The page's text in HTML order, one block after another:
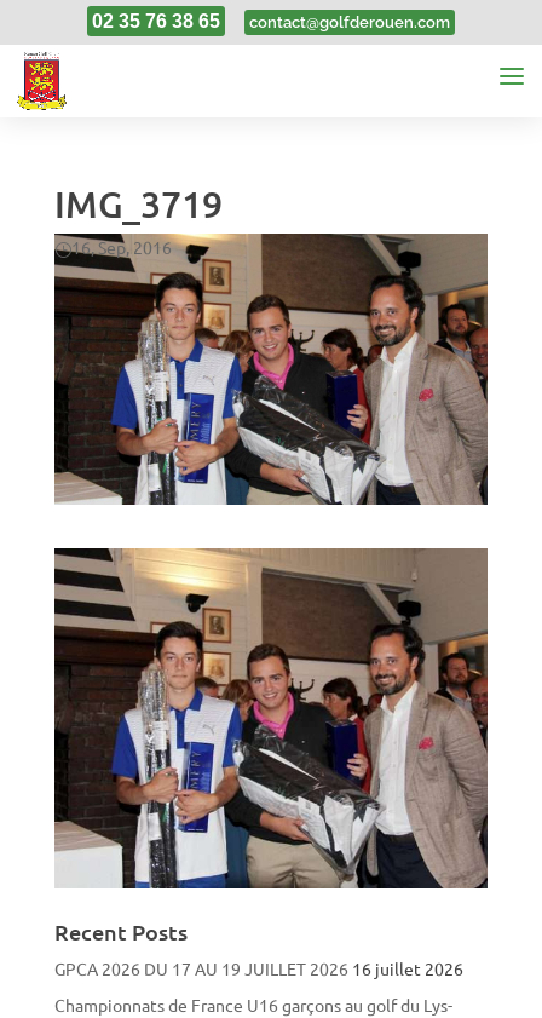
02 35 76 38 65 contact@golfderouen.com
IMG_3719
16, Sep, 2016
Recent Posts
GPCA 2026 DU 17 AU 19 JUILLET 2026 16 juillet 2026
Championnats de France U16 garçons au golf du Lys-